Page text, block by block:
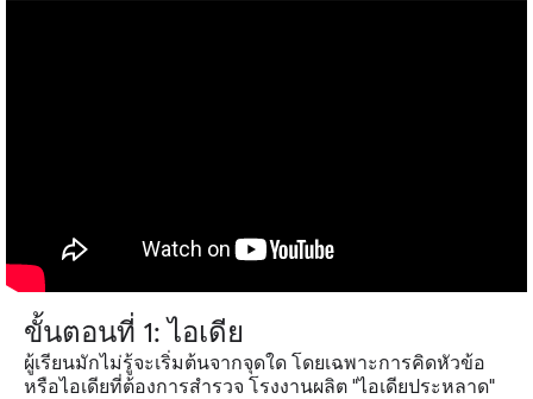
ขั้นตอนที่ 1: ไอเดีย
ผู้เรียนมักไม่รู้จะเริ่มต้นจากจุดใด โดยเฉพาะการคิดหัวข้อ
หรือไอเดียที่ต้องการสำรวจ โรงงานผลิต "ไอเดียประหลาด"